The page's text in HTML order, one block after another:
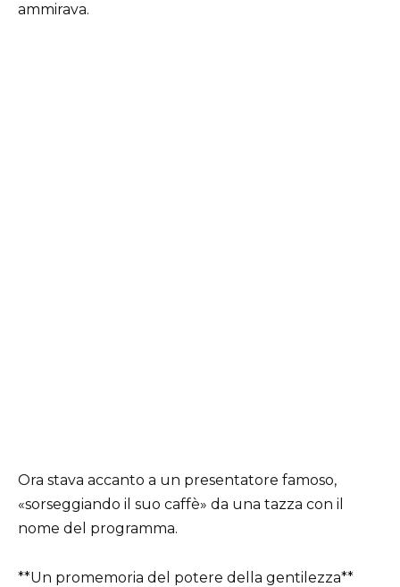
ammirava.
Ora stava accanto a un presentatore famoso,
«sorseggiando il suo caffè» da una tazza con il
nome del programma.
**Un promemoria del potere della gentilezza**